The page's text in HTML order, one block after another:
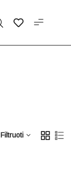
Filtruoti